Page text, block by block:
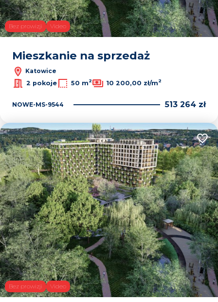
Bez prowizji Video
Mieszkanie na sprzedaż
Katowice
2 pokoje
50 m2 10 200,00 zł/m2
NOWE-MS-9544 513 264 zł
Bez prowizji Video